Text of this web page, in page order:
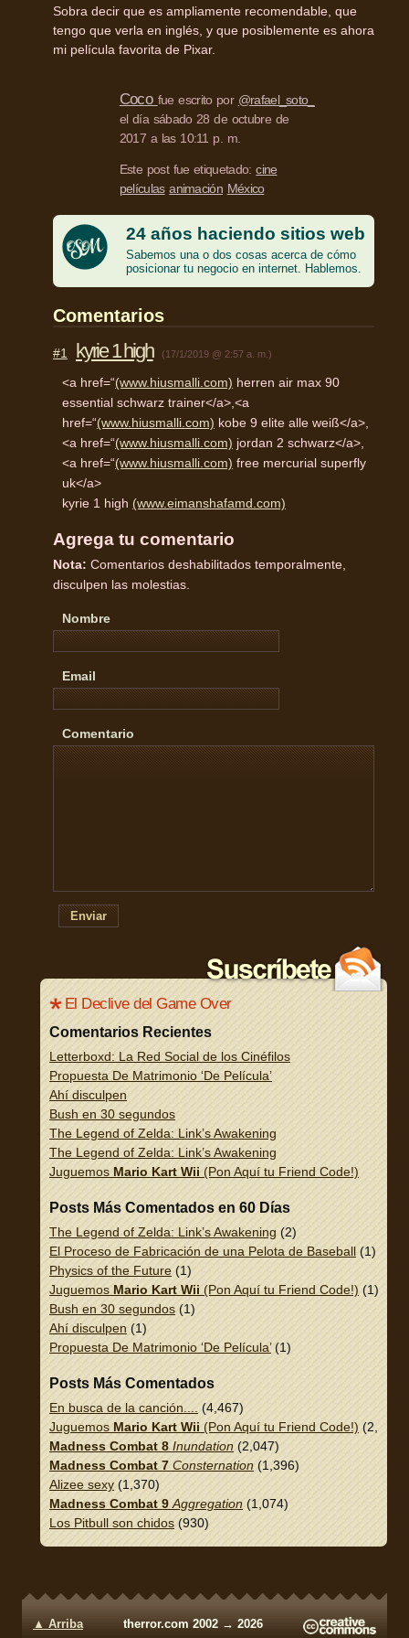
Sobra decir que es ampliamente recomendable, que
tengo que verla en inglés, y que posiblemente es ahora
mi película favorita de Pixar.
Coco fue escrito por @rafael_soto_
el día sábado 28 de octubre de
2017 a las 10:11 p. m.
Este post fue etiquetado:cine
películas animación México
24 años haciendo sitios web
Sabemos una o dos cosas acerca de cómo
posicionar tu negocio en internet. Hablemos.
Comentarios
#1 kyrie 1 high (17/1/2019 @ 2:57 a. m.)
<a href=“(www.hiusmalli.com) herren air max 90
essential schwarz trainer</a>,<a
href=“(www.hiusmalli.com) kobe 9 elite alle weiß</a>,
<a href=“(www.hiusmalli.com) jordan 2 schwarz</a>,
<a href=“(www.hiusmalli.com) free mercurial superfly
uk</a>
kyrie 1 high (www.eimanshafamd.com)
Agrega tu comentario
Nota: Comentarios deshabilitados temporalmente,
disculpen las molestias.
Nombre
Email
Comentario
Enviar
El Declive del Game Over
Comentarios Recientes
Letterboxd: La Red Social de los Cinéfilos
Propuesta De Matrimonio ‘De Película’
Ahí disculpen
Bush en 30 segundos
The Legend of Zelda: Link’s Awakening
The Legend of Zelda: Link’s Awakening
Juguemos Mario Kart Wii (Pon Aquí tu Friend Code!)
Posts Más Comentados en 60 Días
The Legend of Zelda: Link’s Awakening (2)
El Proceso de Fabricación de una Pelota de Baseball (1)
Physics of the Future (1)
Juguemos Mario Kart Wii (Pon Aquí tu Friend Code!) (1)
Bush en 30 segundos (1)
Ahí disculpen (1)
Propuesta De Matrimonio ‘De Película’(1)
Posts Más Comentados
En busca de la canción....
(4,467)
Juguemos Mario Kart Wii (Pon Aquí tu Friend Code!) (2,337)
Madness Combat 8 Inundation (2,047)
Madness Combat 7 Consternation (1,396)
Alizee sexy (1,370)
Madness Combat 9 Aggregation (1,074)
Los Pitbull son chidos (930)
▲ Arriba therror.com 2002 → 2026